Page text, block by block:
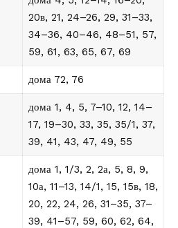
20в, 21, 24–26, 29, 31–33,
34–36, 40–46, 48–51, 57,
59, 61, 63, 65, 67, 69
дома 72, 76
дома 1, 4, 5, 7–10, 12, 14–
17, 19–30, 33, 35, 35/1, 37,
39, 41, 43, 47, 49, 55
дома 1, 1/3, 2, 2а, 5, 8, 9,
10а, 11–13, 14/1, 15, 15в, 18,
20, 22, 24, 26, 31–35, 37–
39, 41–57, 59, 60, 62, 64,